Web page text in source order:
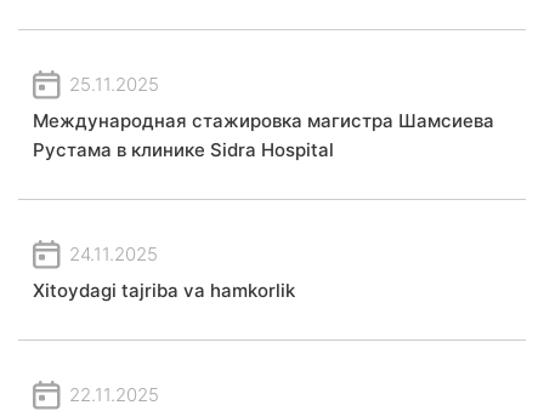
25.11.2025
Международная стажировка магистра Шамсиева
Рустама в клинике Sidra Hospital
24.11.2025
Xitoydagi tajriba va hamkorlik
22.11.2025